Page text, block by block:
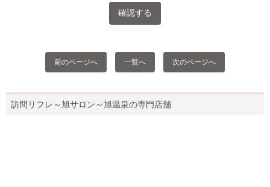
前のページへ 一覧へ 次のページへ
訪問リフレ～旭サロン～旭温泉の専門店舗